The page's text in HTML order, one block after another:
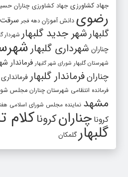
جهاد کشاورزی جهاد کشاورزی چناران
رضوی دانش آموزان دهه فجر سرقت
گلبهارشهر جدید گلبهار شهردار
چناران شهرداری گلبهار
شهرستان گلبهار شورای شهر گلبهار فرماندار
چنارانفرماندار گلبهار
فرمانده انتظامی شهرستان چناران مجلس
مشهد نماینده مجلس شورای اسلامی
کرونا چنارانکروناکلام
گلبهارگلمکان